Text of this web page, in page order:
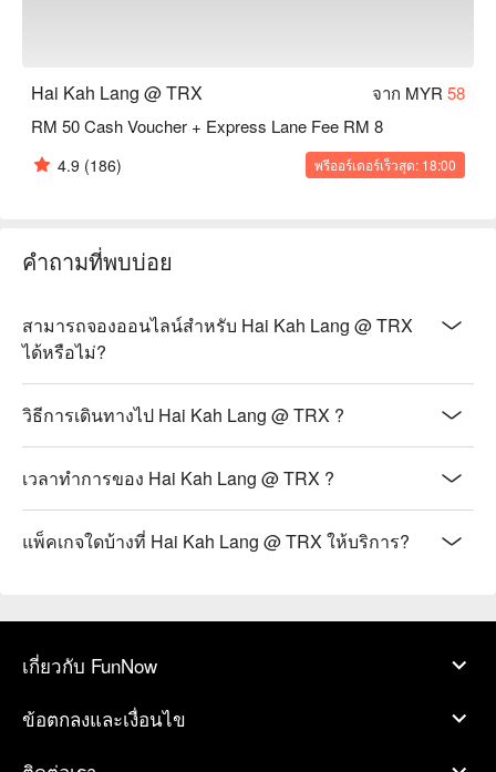
Hai Kah Lang @ TRX จาก MYR 58
RM 50 Cash Voucher + Express Lane Fee RM 8
4.9 (186) พรีออร์เดอร์เร็วสุด: 18:00
คำถามที่พบบ่อย
สามารถจองออนไลน์สำหรับ Hai Kah Lang @ TRX
ได้หรือไม่?
วิธีการเดินทางไป Hai Kah Lang @ TRX ?
เวลาทำการของ Hai Kah Lang @ TRX ?
แพ็คเกจใดบ้างที่ Hai Kah Lang @ TRX ให้บริการ?
เกี่ยวกับ FunNow
ข้อตกลงและเงื่อนไข